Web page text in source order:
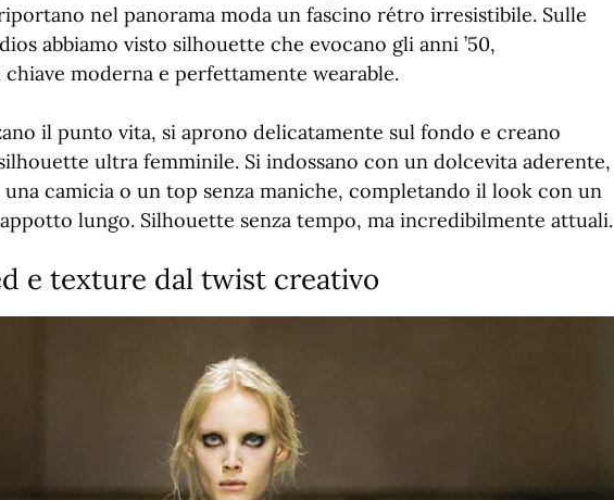
nel panorama moda un fascino rétro irresistibile. Sulle
abbiamo visto silhouette che evocano gli anni ’50,
moderna e perfettamente wearable.
il punto vita, si aprono delicatamente sul fondo e creano
ultra femminile. Si indossano con un dolcevita aderente,
camicia o un top senza maniche, completando il look con un
lungo. Silhouette senza tempo, ma incredibilmente attuali.
e texture dal twist creativo